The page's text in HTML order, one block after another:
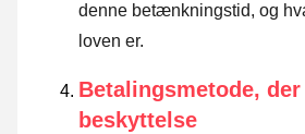
denne betænkningstid, og
loven er.
Betalingsmetode,
beskyttelse